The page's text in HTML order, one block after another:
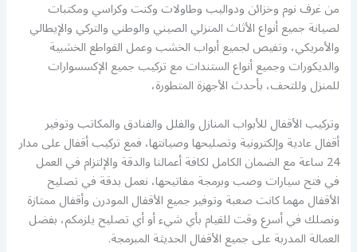
من غرف نوم وخزائن ودواليب وطاولات وكنت وكراسي ومكتبات
لصيانة جميع أنواع الأثاث المنزلي الصيني والوطني والتركي والإيطالي
والأمريكي، وتفيص لجميع أبواب الخشب وعمل القواطع الخشبية
والديكورات وجميع أنواع الستندات مع تركيب جميع الإكسسوارات
للمنزل وللتحف، بأحدث الأجهزة المتطورة،
وتركيب الأقفال للأبواب المنازل والفلل والفنادق والمكاتب وتوفير
أقفال عادية وإلكترونية وتصليحها وصيانتها، فمع تركيب أقفال على مدار
24 ساعة مع الضمان الكامل لكافة أعمالنا والدقة والإلتزام في العمل
في فتح سيارات وصب وبرمجة مفاتيحها، نعمل بدقة في تصليح
الأقفال مهما كانت صعبة وتوفير جميع الأقفال المودرن وأقفال ممتازة
ونصلك في أسرع وقت للقيام بأي شيء أو أي تصليح يلزمكم، بفضل
العمالة المدربة على جميع الأقفال الحديثة المبرمجة.